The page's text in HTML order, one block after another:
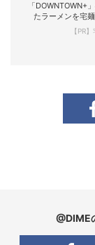
「DOWNTOWN+
たラーメンを宅
現
【PR
@DIME